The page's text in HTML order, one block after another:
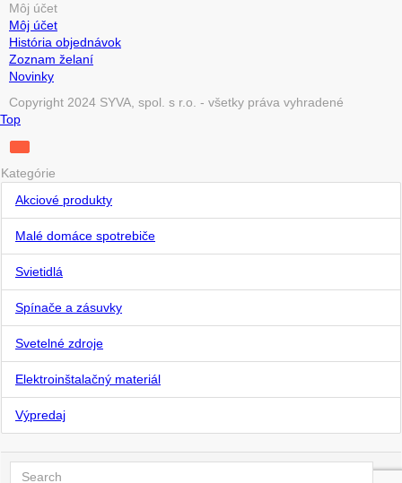
Môj účet
Môj účet
História objednávok
Zoznam želaní
Novinky
Copyright 2024 SYVA, spol. s r.o. - všetky práva vyhradené
Top
Kategórie
Akciové produkty
Malé domáce spotrebiče
Svietidlá
Spínače a zásuvky
Svetelné zdroje
Elektroinštalačný materiál
Výpredaj